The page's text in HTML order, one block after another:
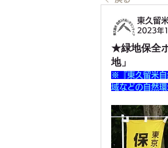
東久留
2023年
★緑地保全
地」
※『東久留米自
域などの自然